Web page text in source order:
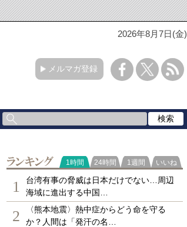
2026年8月7日(金)
メルマガ登録
ランキング
1時間 24時間 1週間 いいね
1
台湾有事の脅威は日本だけでない…周辺
海域に進出する中国…
2
〈熊本地震〉熱中症からどう命を守る
か？人間は「発汗の名…